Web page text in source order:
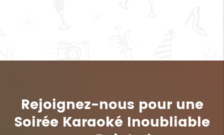
Rejoignez-nous pour une
Soirée Karaoké Inoubliable